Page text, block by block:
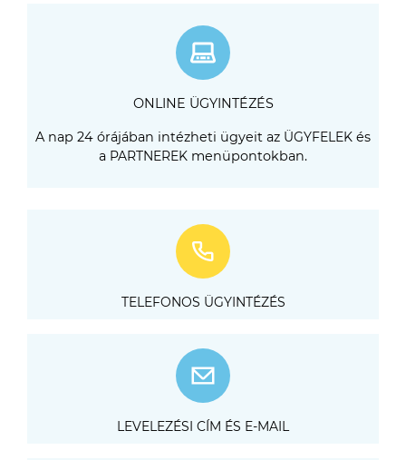
ONLINE ÜGYINTÉZÉS
A nap 24 órájában intézheti ügyeit az ÜGYFELEK és
a PARTNEREK menüpontokban.
TELEFONOS ÜGYINTÉZÉS
LEVELEZÉSI CÍM ÉS E-MAIL